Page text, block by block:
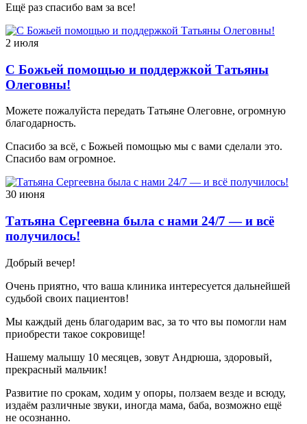
Ещё раз спасибо вам за все!
2 июля
С Божьей помощью и поддержкой Татьяны
Олеговны!
Можете пожалуйста передать Татьяне Олеговне, огромную
благодарность.
Спасибо за всё, с Божьей помощью мы с вами сделали это.
Спасибо вам огромное.
30 июня
Татьяна Сергеевна была с нами 24/7 — и всё
получилось!
Добрый вечер!
Очень приятно, что ваша клиника интересуется дальнейшей
судьбой своих пациентов!
Мы каждый день благодарим вас, за то что вы помогли нам
приобрести такое сокровище!
Нашему малышу 10 месяцев, зовут Андрюша, здоровый,
прекрасный мальчик!
Развитие по срокам, ходим у опоры, ползаем везде и всюду,
издаём различные звуки, иногда мама, баба, возможно ещё
не осознанно.